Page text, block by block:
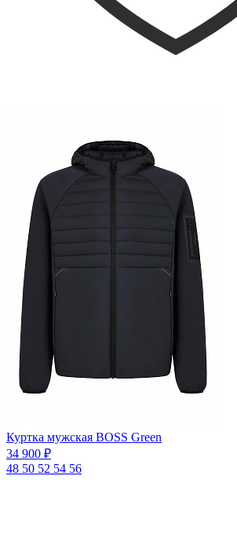
Куртка мужская BOSS Green
34 900 ₽
48 50 52 54 56